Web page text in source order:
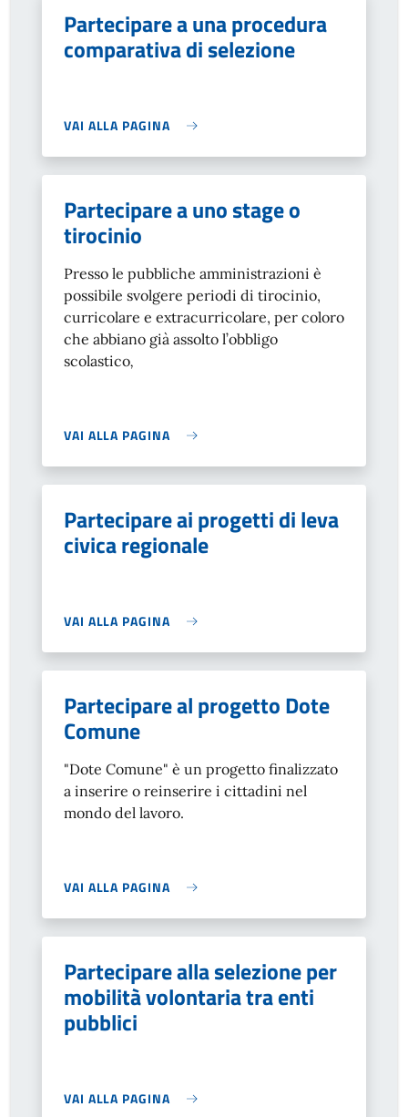
Partecipare a una procedura
comparativa di selezione
VAI ALLA PAGINA
Partecipare a uno stage o
tirocinio
Presso le pubbliche amministrazioni è
possibile svolgere periodi di tirocinio,
curricolare e extracurricolare, per coloro
che abbiano già assolto l’obbligo
scolastico,
VAI ALLA PAGINA
Partecipare ai progetti di leva
civica regionale
VAI ALLA PAGINA
Partecipare al progetto Dote
Comune
"Dote Comune" è un progetto finalizzato
a inserire o reinserire i cittadini nel
mondo del lavoro.
VAI ALLA PAGINA
Partecipare alla selezione per
mobilità volontaria tra enti
pubblici
VAI ALLA PAGINA